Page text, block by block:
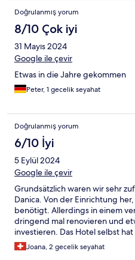
Doğrulanmış yorum
8/10 Çok iyi
31 Mayıs 2024
Google ile çevir
Etwas in die Jahre gekommen
Peter, 1 gecelik seyahat
Doğrulanmış yorum
6/10 İyi
5 Eylül 2024
Google ile çevir
Grundsätzlich waren wir sehr
Danica. Von der Einrichtung
benötigt. Allerdings in einem
dringend mal renovieren und
investieren. Das Hotel selbst
sind schrecklich freundlich und
sogar umparkiert und uns einen
Joana, 2 gecelik seyahat